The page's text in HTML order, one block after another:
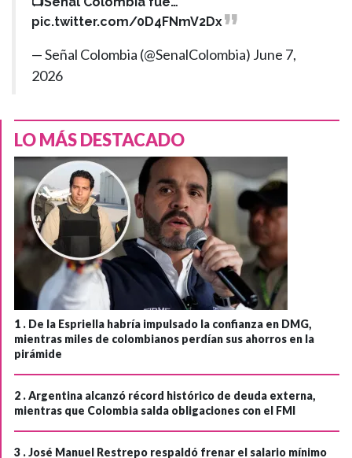
pic.twitter.com/0D4FNmV2Dx
— Señal Colombia (@SenalColombia) June 7,
2026
LO MÁS DESTACADO
1 . De la Espriella habría impulsado la confianza en DMG,
mientras miles de colombianos perdían sus ahorros en la
pirámide
2 .Argentina alcanzó récord histórico de deuda externa,
mientras que Colombia salda obligaciones con el FMI
3 .José Manuel Restrepo respaldó frenar el salario mínimo